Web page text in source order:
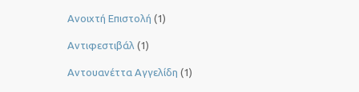
Ανοιχτή Επιστολή (1)
Αντιφεστιβάλ (1)
Αντουανέττα Αγγελίδη (1)